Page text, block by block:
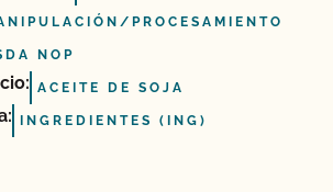
PROCESAMIENTO
NOP
ACEITE DE SOJA
INGREDIENTES (ING)